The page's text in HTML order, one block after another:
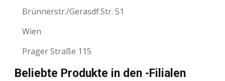
Brünnerstr./Gerasdf.Str. 51
Wien
Prager Straße 115
Beliebte Produkte in den -Filialen